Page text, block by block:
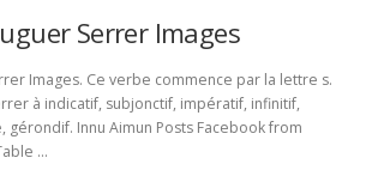
Serrer Images
Images. Ce verbe commence par la lettre s.
à indicatif, subjonctif, impératif, infinitif,
Innu Aimun Posts Facebook from
…